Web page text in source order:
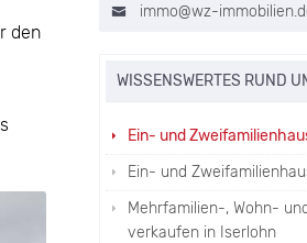
den
immo@wz-
WISSENSWERTES RUND
Ein- und
Ein- und
Mehrfamilien-, Wohn-
verkaufen in Iserlohn